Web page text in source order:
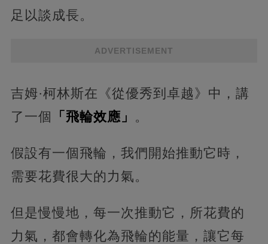
足以談成長。
ADVERTISEMENT
吉姆·柯林斯在《從優秀到卓越》中，講
了一個
「飛輪效應」 。
假設有一個飛輪，我們開始推動它時，
需要花費很大的力氣。
但是慢慢地，每一次推動它，所花費的
力氣，都會轉化為飛輪的能量，讓它每